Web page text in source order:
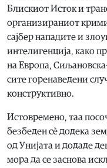
Блискиот Исток и
организираниот
сајбер нападите и
интелигенција, како
на Европа,
сите горенаведени
конструктивно.
Истовремено, таа
безбеден сè додека
од Унијата и додаде
мора да се заснова